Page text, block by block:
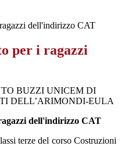
dell'indirizzo CAT
per i ragazzi
BUZZI UNICEM DI
DELL’ARIMONDI-EULA
dell'indirizzo CAT
terze del corso Costruzioni